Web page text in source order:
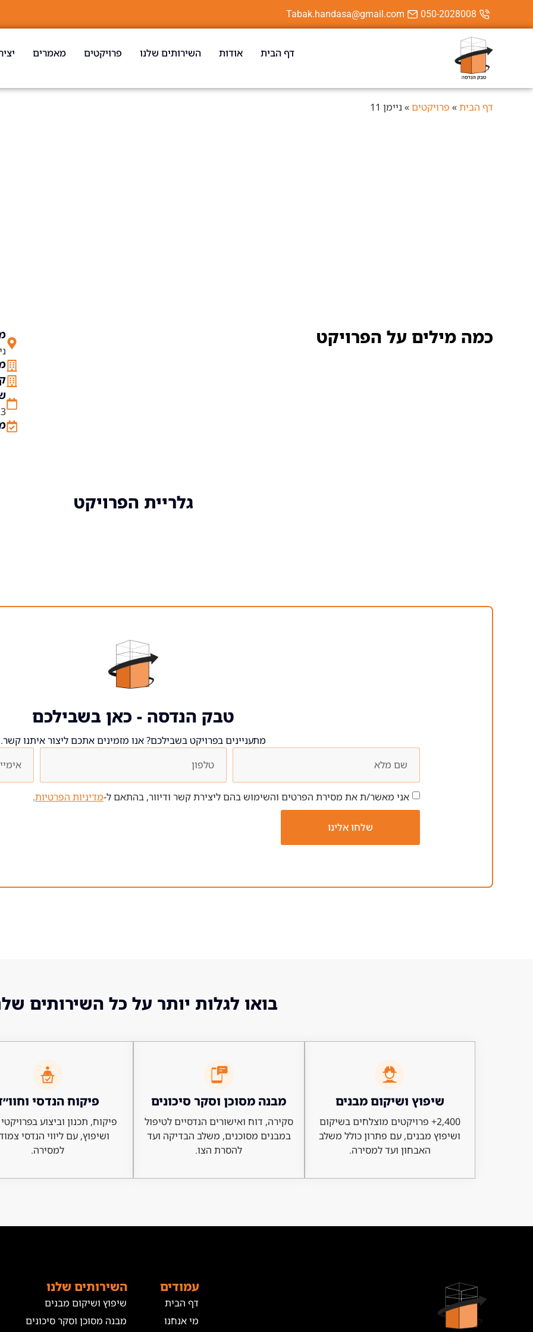
050-2028008
Tabak.handasa@gmail.com
דף הבית אודות השירותים שלנו פרויקטים מאמרים
דף הבית» פרויקטים» ניימן 11
כמה מילים על הפרויקט
גלריית הפרויקט
טבק הנדסה - כאן בשבילכם
מתעניינים בפרויקט בשבילכם? אנו מזמינים אתכם ליצור איתנו קשר.
אני מאשר/ת את מסירת הפרטים והשימוש בהם ליצירת קשר ודיוור, בהתאם ל-מדיניות הפרטיות.
שלחו אלינו
בואו לגלות יותר על כל השירותים
שיפוץ ושיקום מבנים
2,400+ פרויקטים מוצלחים בשיקום
ושיפוץ מבנים, עם פתרון כולל משלב
האבחון ועד למסירה.
מבנה מסוכן וסקר סיכונים
סקירה, דוח ואישורים הנדסיים לטיפול
במבנים מסוכנים, משלב הבדיקה ועד
להסרת הצו.
פיקוח הנדסי
פיקוח, תכנון וביצוע
ושיפוץ, עם ליווי הנדסי
למסירה.
עמודים
דף הבית
מי אנחנו
השירותים שלנו
שיפוץ ושיקום מבנים
מבנה מסוכן וסקר סיכונים